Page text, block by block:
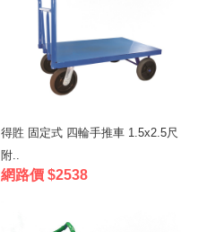
得貹 固定式 四輪手推車 1.5x2.5尺
附..
網路價 $2538